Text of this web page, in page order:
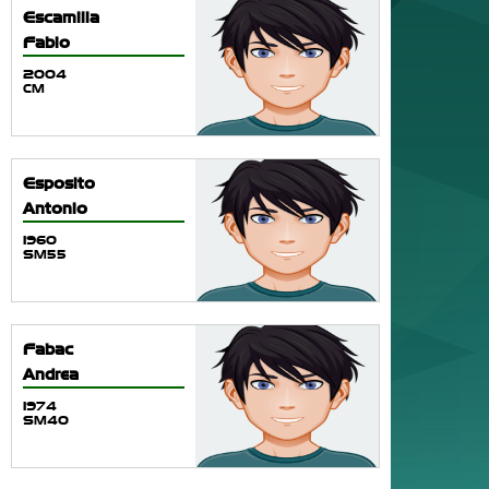
Escamilla
Fabio
2004
CM
Esposito
Antonio
1960
SM55
Fabac
Andrea
1974
SM40